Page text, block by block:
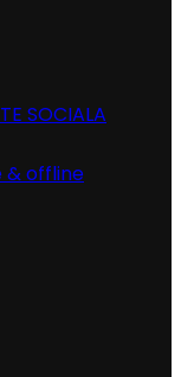
SOCIALA
& offline